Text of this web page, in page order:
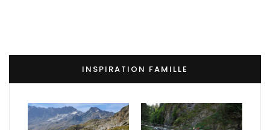
INSPIRATION FAMILLE